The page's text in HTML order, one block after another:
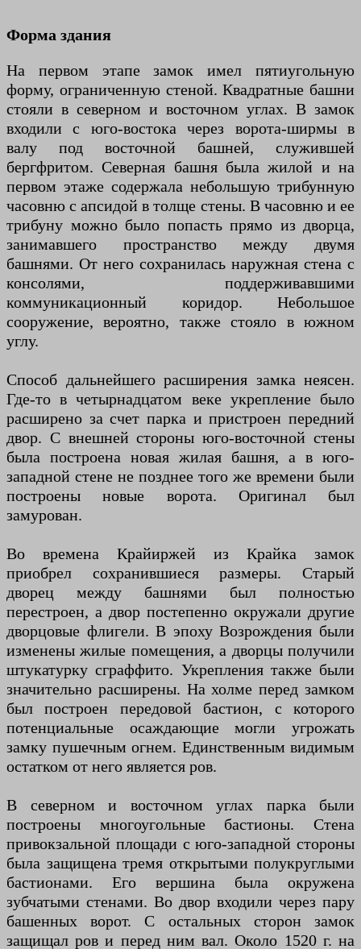
Форма здания
На первом этапе замок имел пятиугольную
форму, ограниченную стеной. Квадратные башни
стояли в северном и восточном углах. В замок
входили с юго-востока через ворота-ширмы в
валу под восточной башней, служившей
бергфритом. Северная башня была жилой и на
первом этаже содержала небольшую трибунную
часовню с апсидой в толще стены. В часовню и ее
трибуну можно было попасть прямо из дворца,
занимавшего пространство между двумя
башнями. От него сохранилась наружная стена с
консолями, поддерживавшими
коммуникационный коридор. Небольшое
сооружение, вероятно, также стояло в южном
углу.
Способ дальнейшего расширения замка неясен.
Где-то в четырнадцатом веке укрепление было
расширено за счет парка и пристроен передний
двор. С внешней стороны юго-восточной стены
была построена новая жилая башня, а в юго-
западной стене не позднее того же времени были
построены новые ворота. Оригинал был
замурован.
Во времена Крайиржей из Крайка замок
приобрел сохранившиеся размеры. Старый
дворец между башнями был полностью
перестроен, а двор постепенно окружали другие
дворцовые флигели. В эпоху Возрождения были
изменены жилые помещения, а дворцы получили
штукатурку сграффито. Укрепления также были
значительно расширены. На холме перед замком
был построен передовой бастион, с которого
потенциальные осаждающие могли угрожать
замку пушечным огнем. Единственным видимым
остатком от него является ров.
В северном и восточном углах парка были
построены многоугольные бастионы. Стена
привокзальной площади с юго-западной стороны
была защищена тремя открытыми полукруглыми
бастионами. Его вершина была окружена
зубчатыми стенами. Во двор входили через пару
башенных ворот. С остальных сторон замок
защищал ров и перед ним вал. Около 1520 г. на